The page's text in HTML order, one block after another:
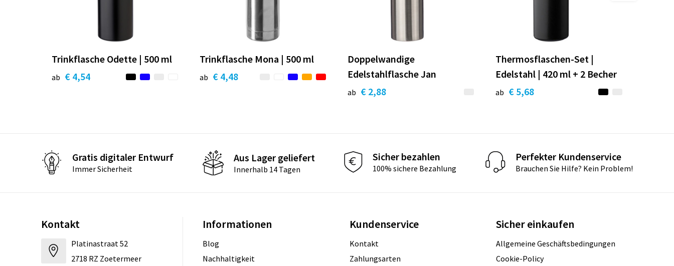
Trinkflasche Odette | 500 ml
ab € 4,54
Trinkflasche Mona | 500 ml
ab € 4,48
Doppelwandige
Edelstahlflasche Jan
ab € 2,88
Thermosflaschen-Set |
Edelstahl | 420 ml + 2 Becher
ab € 5,68
Gratis digitaler Entwurf
Immer Sicherheit
Aus Lager geliefert
Innerhalb 14 Tagen
Sicher bezahlen
100% sichere Bezahlung
Perfekter Kundenservice
Brauchen Sie Hilfe? Kein Problem!
Kontakt
Platinastraat 52
2718 RZ Zoetermeer
Informationen
Blog
Nachhaltigkeit
Kundenservice
Kontakt
Zahlungsarten
Sicher einkaufen
Allgemeine Geschäftsbedingungen
Cookie-Policy